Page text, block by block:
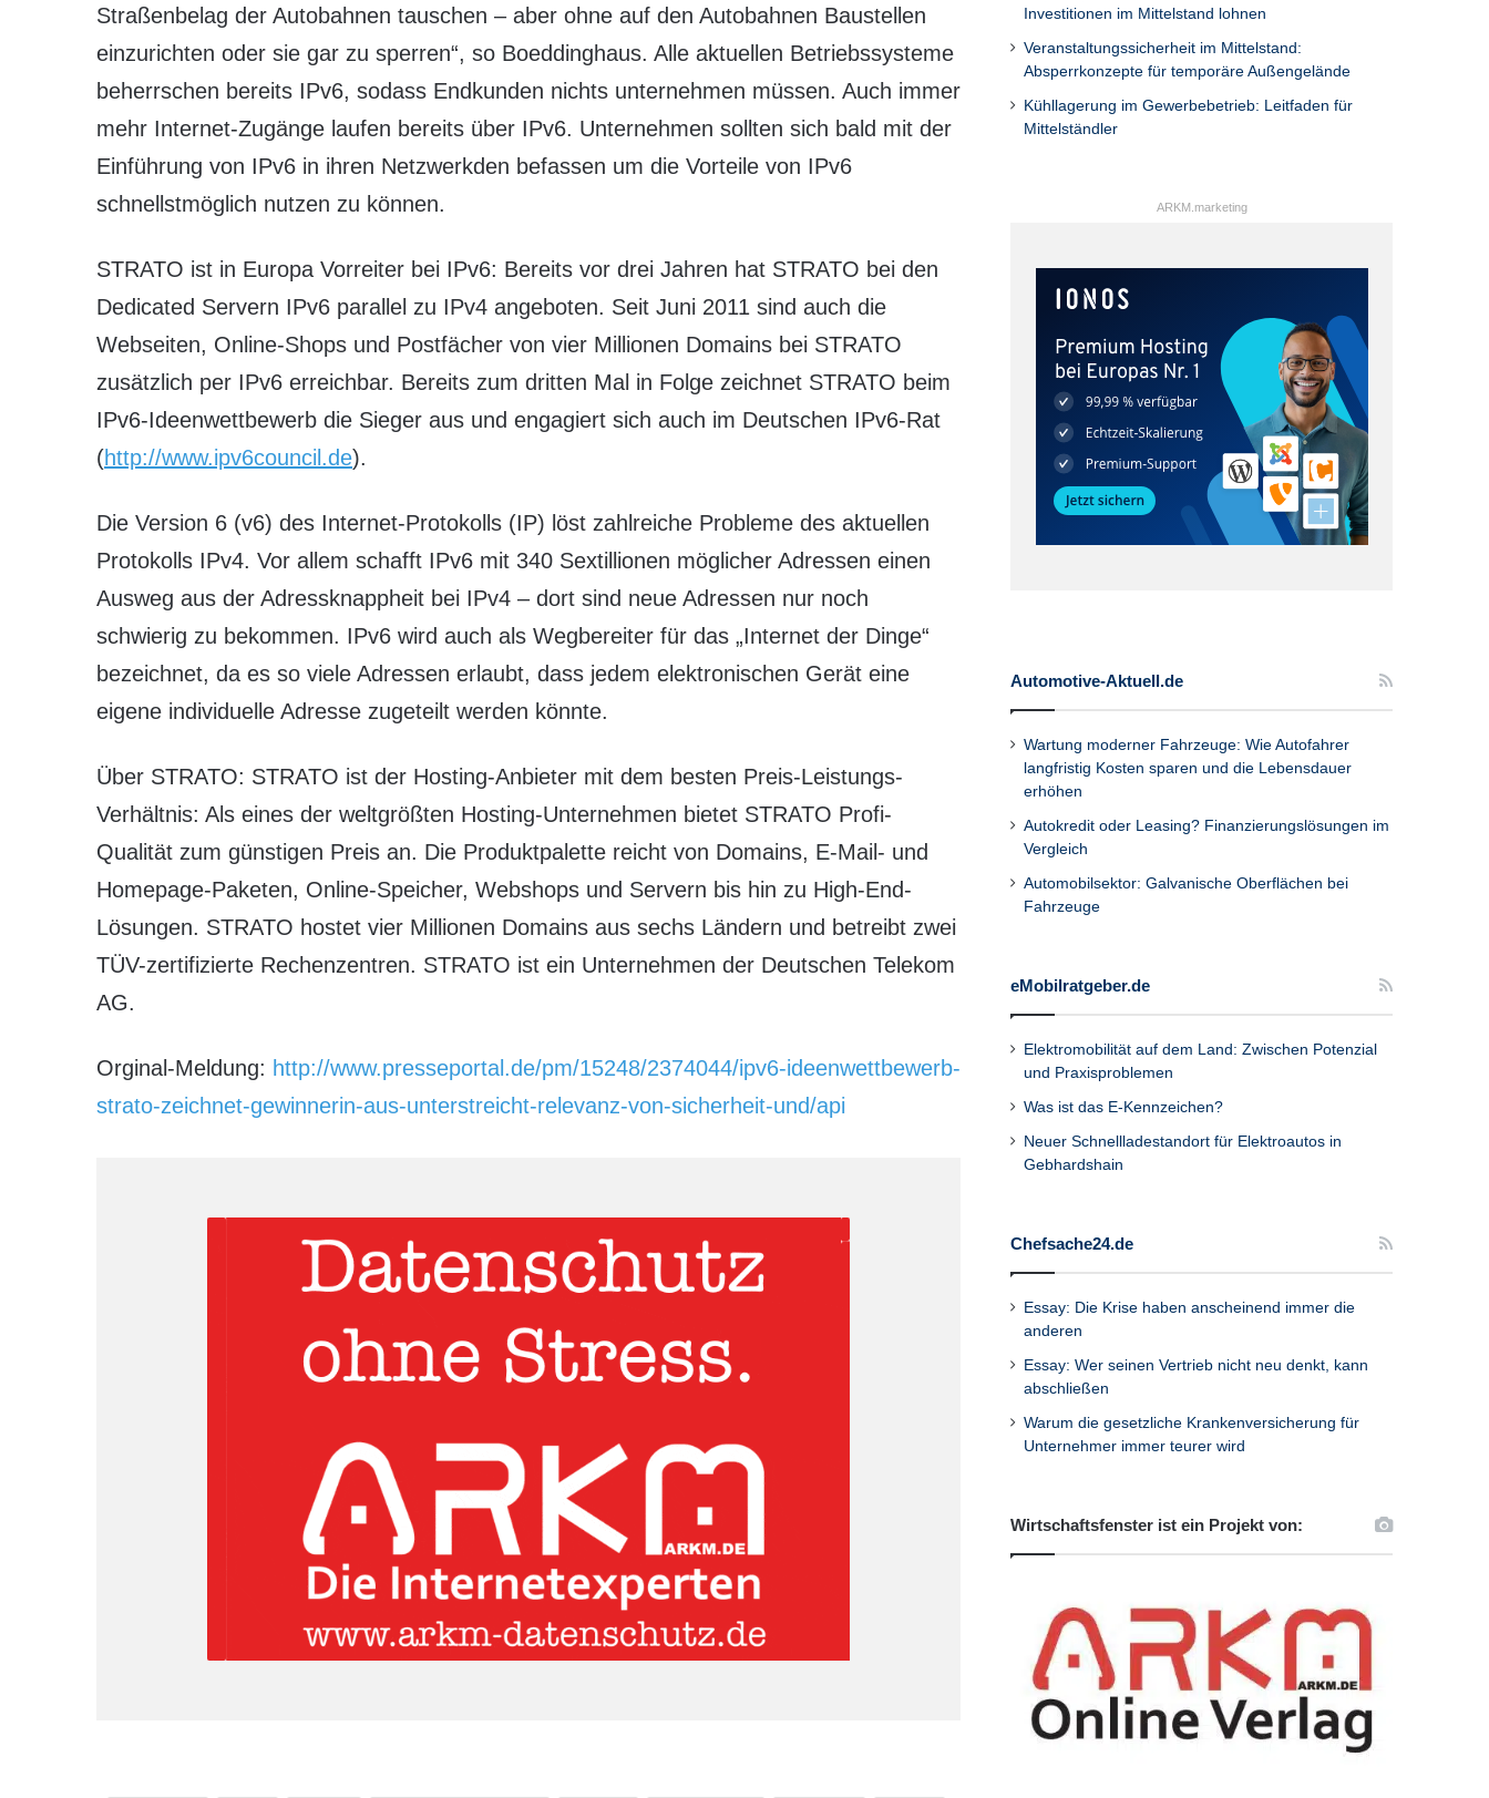
Straßenbelag der Autobahnen tauschen – aber ohne auf den Autobahnen Baustellen
einzurichten oder sie gar zu sperren“, so Boeddinghaus. Alle aktuellen Betriebssysteme
beherrschen bereits IPv6, sodass Endkunden nichts unternehmen müssen. Auch immer
mehr Internet-Zugänge laufen bereits über IPv6. Unternehmen sollten sich bald mit der
Einführung von IPv6 in ihren Netzwerkden befassen um die Vorteile von IPv6
schnellstmöglich nutzen zu können.
STRATO ist in Europa Vorreiter bei IPv6: Bereits vor drei Jahren hat STRATO bei den
Dedicated Servern IPv6 parallel zu IPv4 angeboten. Seit Juni 2011 sind auch die
Webseiten, Online-Shops und Postfächer von vier Millionen Domains bei STRATO
zusätzlich per IPv6 erreichbar. Bereits zum dritten Mal in Folge zeichnet STRATO beim
IPv6-Ideenwettbewerb die Sieger aus und engagiert sich auch im Deutschen IPv6-Rat
(http://www.ipv6council.de).
Die Version 6 (v6) des Internet-Protokolls (IP) löst zahlreiche Probleme des aktuellen
Protokolls IPv4. Vor allem schafft IPv6 mit 340 Sextillionen möglicher Adressen einen
Ausweg aus der Adressknappheit bei IPv4 – dort sind neue Adressen nur noch
schwierig zu bekommen. IPv6 wird auch als Wegbereiter für das „Internet der Dinge“
bezeichnet, da es so viele Adressen erlaubt, dass jedem elektronischen Gerät eine
eigene individuelle Adresse zugeteilt werden könnte.
Über STRATO: STRATO ist der Hosting-Anbieter mit dem besten Preis-Leistungs-
Verhältnis: Als eines der weltgrößten Hosting-Unternehmen bietet STRATO Profi-
Qualität zum günstigen Preis an. Die Produktpalette reicht von Domains, E-Mail- und
Homepage-Paketen, Online-Speicher, Webshops und Servern bis hin zu High-End-
Lösungen. STRATO hostet vier Millionen Domains aus sechs Ländern und betreibt zwei
TÜV-zertifizierte Rechenzentren. STRATO ist ein Unternehmen der Deutschen Telekom
AG.
Orginal-Meldung: http://www.presseportal.de/pm/15248/2374044/ipv6-ideenwettbewerb-
strato-zeichnet-gewinnerin-aus-unterstreicht-relevanz-von-sicherheit-und/api
Investitionen im Mittelstand lohnen
Veranstaltungssicherheit im Mittelstand:
Absperrkonzepte für temporäre Außengelände
Kühllagerung im Gewerbebetrieb: Leitfaden für
Mittelständler
ARKM.marketing
Automotive-Aktuell.de
Wartung moderner Fahrzeuge: Wie Autofahrer
langfristig Kosten sparen und die Lebensdauer
erhöhen
Autokredit oder Leasing? Finanzierungslösungen im
Vergleich
Automobilsektor: Galvanische Oberflächen bei
Fahrzeuge
eMobilratgeber.de
Elektromobilität auf dem Land: Zwischen Potenzial
und Praxisproblemen
Was ist das E-Kennzeichen?
Neuer Schnellladestandort für Elektroautos in
Gebhardshain
Chefsache24.de
Essay: Die Krise haben anscheinend immer die
anderen
Essay: Wer seinen Vertrieb nicht neu denkt, kann
abschließen
Warum die gesetzliche Krankenversicherung für
Unternehmer immer teurer wird
Wirtschaftsfenster ist ein Projekt von: